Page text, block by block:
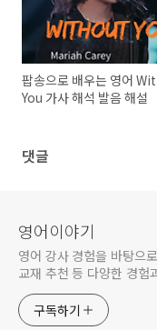
팝송으로 배우는 영어
You 가사 해석 발음 해설
댓글
영어이야기
영어 강사 경험을 바탕으
교재 추천 등 다양한 경험
구독하기